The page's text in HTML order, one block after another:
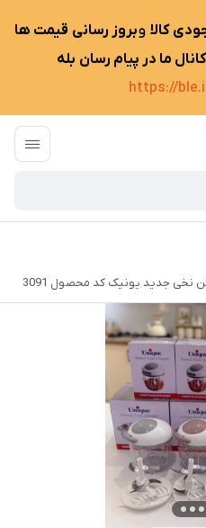
کالا وبروز رسانی قیمت ها
کانال ما در پیام رسان بله
https://
نخی جدید یونیک کد محصول 3091